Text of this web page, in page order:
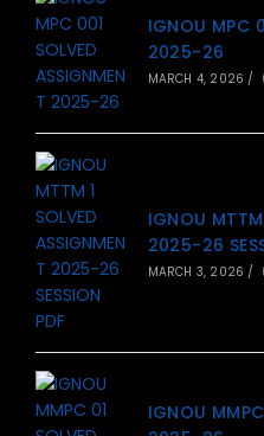
IGNOU MPC
2025-26
MARCH 4, 2026 /
IGNOU MTTM
2025-26
MARCH 3, 2026 /
IGNOU